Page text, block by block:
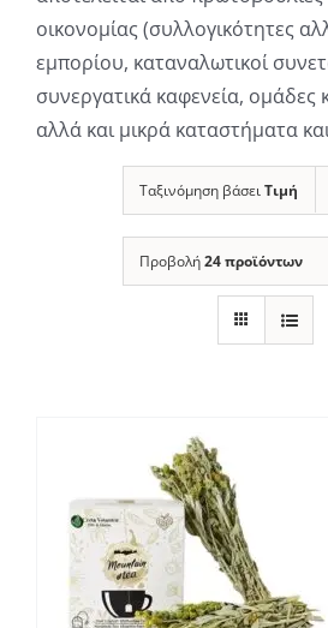
οικονομίας (συλλογικότητες
εμπορίου, καταναλωτικοί
συνεργατικά καφενεία,
αλλά και μικρά καταστήματα
Ταξινόμηση βάσειΤιμή
Προβολή24 προϊόντων